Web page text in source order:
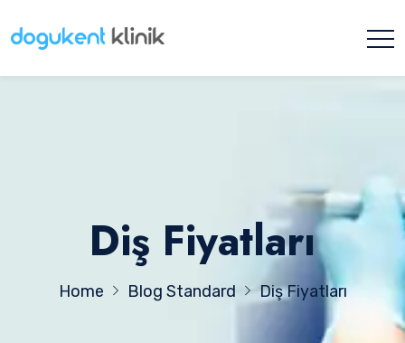
Diş Fiyatları
Home Blog Standard Diş Fiyatları